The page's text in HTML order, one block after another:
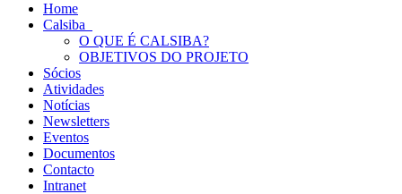
Home
Calsiba
O QUE É CALSIBA?
OBJETIVOS DO PROJETO
Sócios
Atividades
Notícias
Newsletters
Eventos
Documentos
Contacto
Intranet